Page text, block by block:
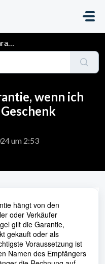
wenn ich
um 2:53
hängt von den
oder Verkäufer
gilt die Garantie,
gekauft oder als
Voraussetzung ist
Namen des Empfängers